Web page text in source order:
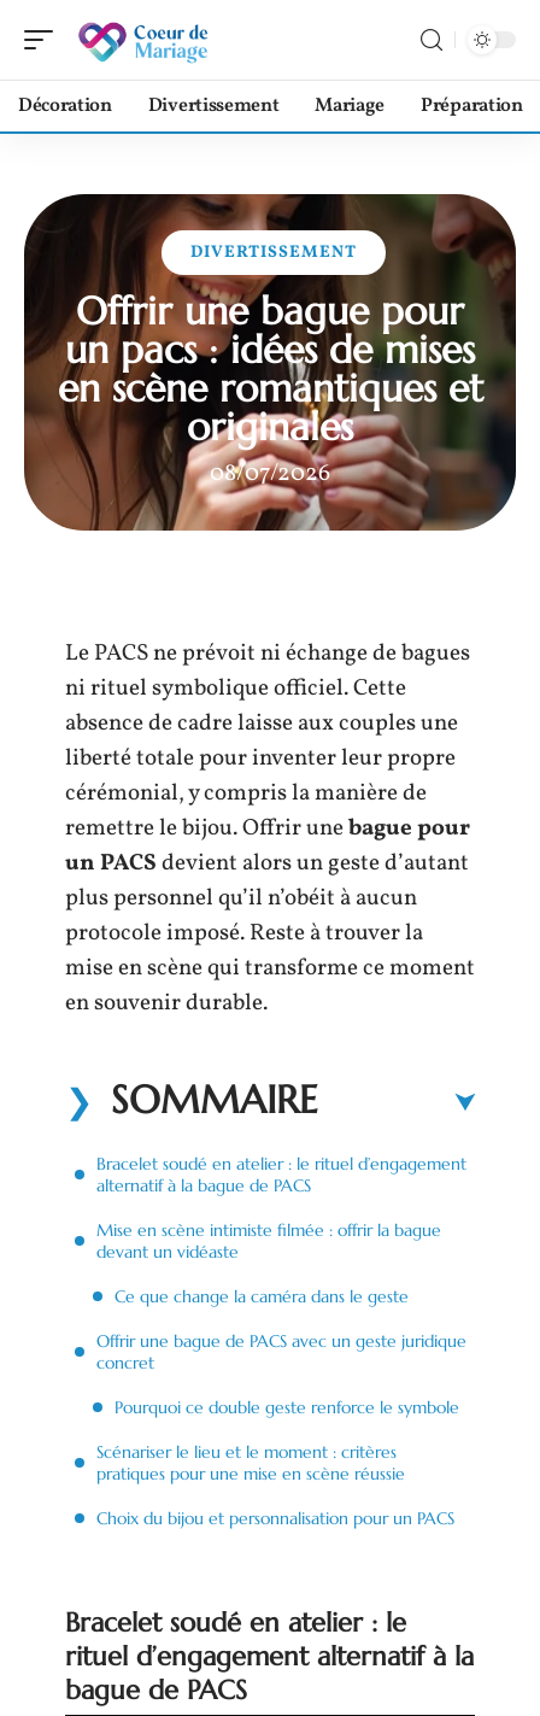
Décoration Divertissement Mariage Préparation
DIVERTISSEMENT
Offrir une bague pour
un pacs : idées de mises
en scène romantiques et
originales
08/07/2026
Le PACS ne prévoit ni échange de bagues
ni rituel symbolique officiel. Cette
absence de cadre laisse aux couples une
liberté totale pour inventer leur propre
cérémonial, y compris la manière de
remettre le bijou. Offrir unebague pour
un PACSdevient alors un geste d’autant
plus personnel qu’il n’obéit à aucun
protocole imposé. Reste à trouver la
mise en scène qui transforme ce moment
en souvenir durable.
SOMMAIRE
Bracelet soudé en atelier : le rituel d’engagement
alternatif à la bague de PACS
Mise en scène intimiste filmée : offrir la bague
devant un vidéaste
Ce que change la caméra dans le geste
Offrir une bague de PACS avec un geste juridique
concret
Pourquoi ce double geste renforce le symbole
Scénariser le lieu et le moment : critères
pratiques pour une mise en scène réussie
Choix du bijou et personnalisation pour un PACS
Bracelet soudé en atelier : le
rituel d’engagement alternatif à la
bague de PACS